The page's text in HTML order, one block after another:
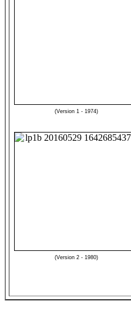
(Version 1 - 1974)
(Version 2 - 1980)